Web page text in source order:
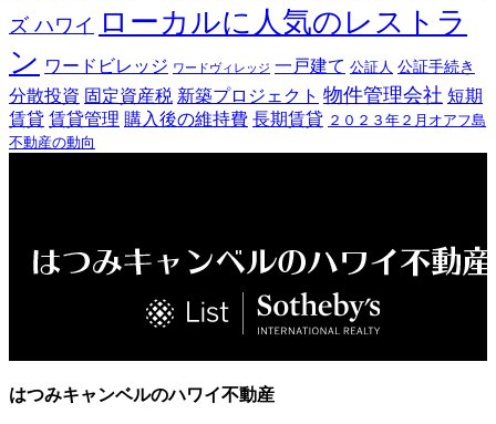
ズ ハワイ ローカルに人気のレストラ
ン ワードビレッジ ワードヴィレッジ 一戸建て 公証人 公証手続き
分散投資 固定資産税 新築プロジェクト 物件管理会社 短期
賃貸 賃貸管理 購入後の維持費 長期賃貸 ２０２３年２月オアフ島
不動産の動向
はつみキャンベルのハワイ不動産